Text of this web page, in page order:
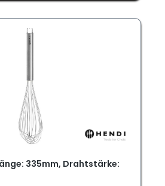
335mm, Drahtstärke: